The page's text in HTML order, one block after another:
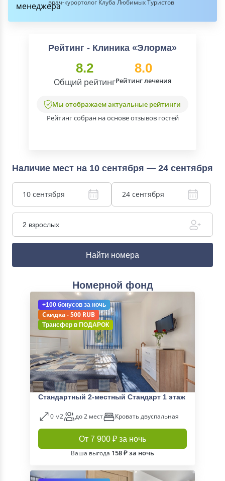
врач-курортолог Клуба Любимых Туристов
Рейтинг - Клиника «Элорма»
8.2
Общий рейтинг
8.0
Рейтинг лечения
Мы отображаем актуальные рейтинги
Рейтинг собран на основе отзывов гостей
Наличие мест на 10 сентября — 24 сентября
10 сентября 24 сентября
2 взрослых
Найти номера
Номерной фонд
+100 бонусов за ночь
Скидка - 500 RUB
Трансфер в ПОДАРОК
Стандартный 2-местный Стандарт 1 этаж
0 м2 до 2 мест Кровать двуспальная
От 7 900 ₽ за ночь
Ваша выгода 158 ₽ за ночь